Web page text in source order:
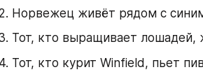
Норвежец живёт рядом с
Тот, кто выращивает лошадей,
Тот, кто курит Winfield, пьет